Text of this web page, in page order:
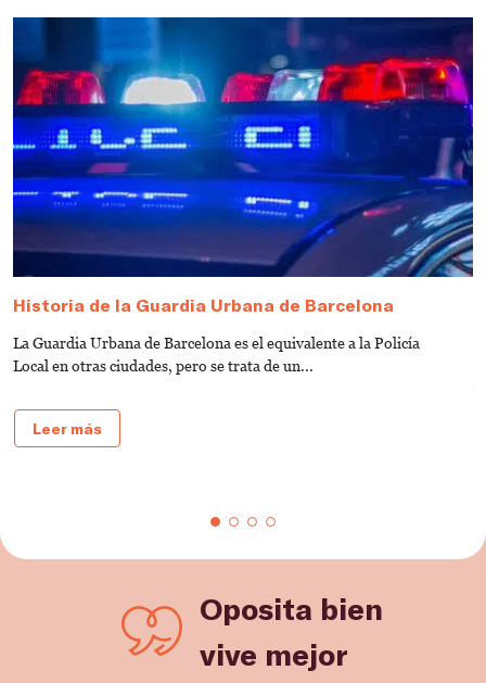
Historia de la Guardia Urbana de Barcelona
La Guardia Urbana de Barcelona es el equivalente a la Policía
Local en otras ciudades, pero se trata de un...
Leer más
Oposita bien
vive mejor